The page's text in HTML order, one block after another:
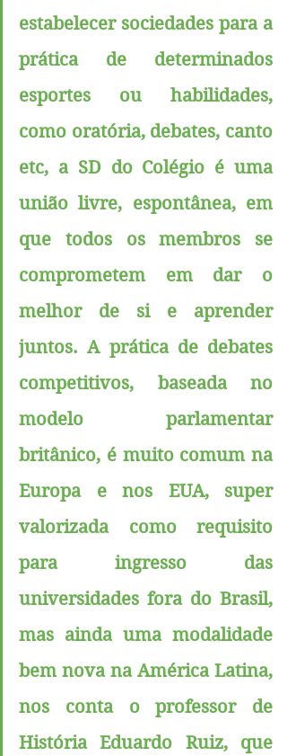
estabelecer sociedades para a
prática de determinados
esportes ou habilidades,
como oratória, debates, canto
etc, a SD do Colégio é uma
união livre, espontânea, em
que todos os membros se
comprometem em dar o
melhor de si e aprender
juntos. A prática de debates
competitivos, baseada no
modelo parlamentar
britânico, é muito comum na
Europa e nos EUA, super
valorizada como requisito
para ingresso das
universidades fora do Brasil,
mas ainda uma modalidade
bem nova na América Latina,
nos conta o professor de
História Eduardo Ruiz, que